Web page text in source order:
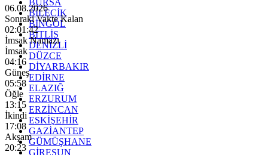
BİLECİK
BİNGÖL
BİTLİS
DENİZLİ
DÜZCE
DİYARBAKIR
EDİRNE
ELAZIĞ
ERZURUM
ERZİNCAN
ESKİŞEHİR
GAZİANTEP
GÜMÜŞHANE
GİRESUN
06.08.2026
Sonraki Vakte Kalan
02:01:40
İmsak Namazı
İmsak
04:16
Güneş
05:58
Öğle
13:15
İkindi
17:08
Akşam
20:23